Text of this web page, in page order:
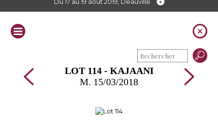
LOT 114 - KAJAANI
M. 15/03/2018